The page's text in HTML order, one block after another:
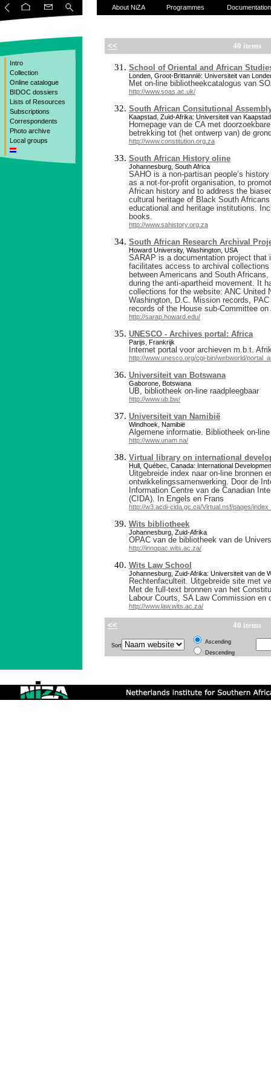
Intro
Collection
Online catalogue
BIDOC dossiers
Lists of Resources
Subscriptions
Correspondents
Photo archive
Local groups
About NiZA Programmes Documentation
<< 40 items
School of Oriental and African
Londen, Groot-Brittannië: Universiteit van
Met on-line bibliotheekcatalogus van
http://www.soas.ac.uk/
South African Consitutional
Kaapstad, Zuid-Afrika: Universiteit van Kaapstad
Homepage van de CA met
betrekking tot (het ontwerp van) de
http://www.constitution.org.za
South African History oline
Johannesburg, South Africa
SAHO is a non-partisan people’s
as a not-for-profit organisation, to
African history and to address the
cultural heritage of Black South
educational and heritage institutions.
books.
http://www.sahistory.org.za
South African Research Archival
Howard University, Washington, USA
SARAP is a documentation project that
facilitates access to archival
between Americans and South
during the anti-apartheid movement. It
collections for the website: ANC United
Washington, D.C. Mission records,
records of the House sub-Committee
http://sarap.howard.edu/
UNESCO - Archives portal: Africa
Parijs, Frankrijk
Internet portal voor archieven m.b.t.
http://www.unesco.org/cgi-bin/webworld/
Universiteit van Botswana
Gaborone, Botswana
UB, bibliotheek on-line raadpleegbaar
http://www.ub.bw/
Universiteit van Namibië
Windhoek, Namibië
Algemene informatie. Bibliotheek on-
http://www.unam.na/
Virtual library on international
Hull, Québec, Canada: International
Uitgebreide index naar on-line bronnen
ontwikkelingssamenwerking. Door de
Information Centre van de Canadian
(CIDA). In Engels en Frans
http://w3.acdi-cida.gc.ca/Virtual.nsf/pages/
Wits bibliotheek
Johannesburg, Zuid-Afrika
OPAC van de bibliotheek van de
http://innopac.wits.ac.za/
Wits Law School
Johannesburg, Zuid-Afrika: Universiteit van de
Rechtenfaculteit. Uitgebreide site met
Met de full-text bronnen van het
Labour Courts, SA Law Commission en
http://www.law.wits.ac.za/
<< 40 items
Sort
Ascending
Descending